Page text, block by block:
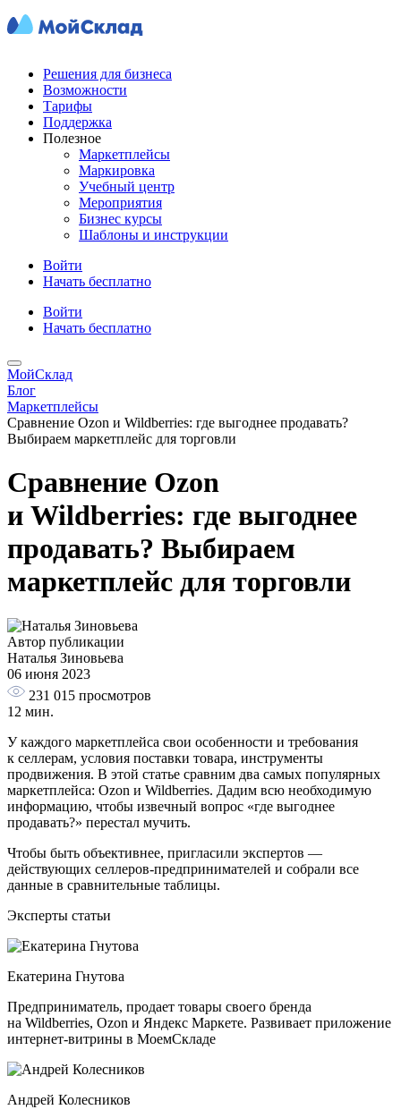
Решения для бизнеса
Возможности
Тарифы
Поддержка
Полезное
Маркетплейсы
Маркировка
Учебный центр
Мероприятия
Бизнес курсы
Шаблоны и инструкции
Войти
Начать бесплатно
Войти
Начать бесплатно
МойСклад
Блог
Маркетплейсы
Сравнение Ozon и Wildberries: где выгоднее продавать?
Выбираем маркетплейс для торговли
Сравнение Ozon
и Wildberries: где выгоднее
продавать? Выбираем
маркетплейс для торговли
Автор публикации
Наталья Зиновьева
06 июня 2023
231 015 просмотров
12 мин.
У каждого маркетплейса свои особенности и требования
к селлерам, условия поставки товара, инструменты
продвижения. В этой статье сравним два самых популярных
маркетплейса: Ozon и Wildberries. Дадим всю необходимую
информацию, чтобы извечный вопрос «где выгоднее
продавать?» перестал мучить.
Чтобы быть объективнее, пригласили экспертов —
действующих селлеров-предпринимателей и собрали все
данные в сравнительные таблицы.
Эксперты статьи
Екатерина Гнутова
Предприниматель, продает товары своего бренда
на Wildberries, Ozon и Яндекс Маркете. Развивает приложение
интернет‑витрины в МоемСкладе
Андрей Колесников